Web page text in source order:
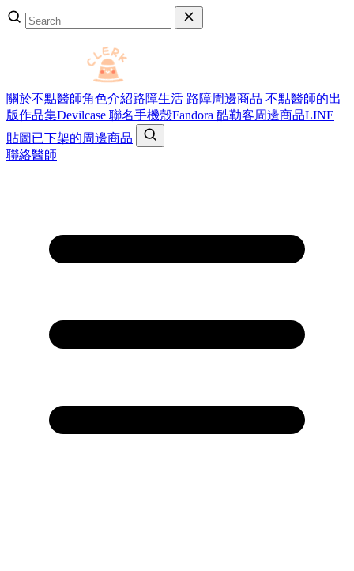
關於不點醫師角色介紹路障生活 路障周邊商品 不點醫師的出
版作品集Devilcase 聯名手機殼Fandora 酷勒客周邊商品LINE
貼圖 已下架的周邊商品
聯絡醫師